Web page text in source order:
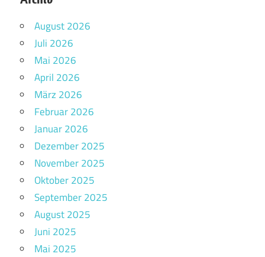
August 2026
Juli 2026
Mai 2026
April 2026
März 2026
Februar 2026
Januar 2026
Dezember 2025
November 2025
Oktober 2025
September 2025
August 2025
Juni 2025
Mai 2025